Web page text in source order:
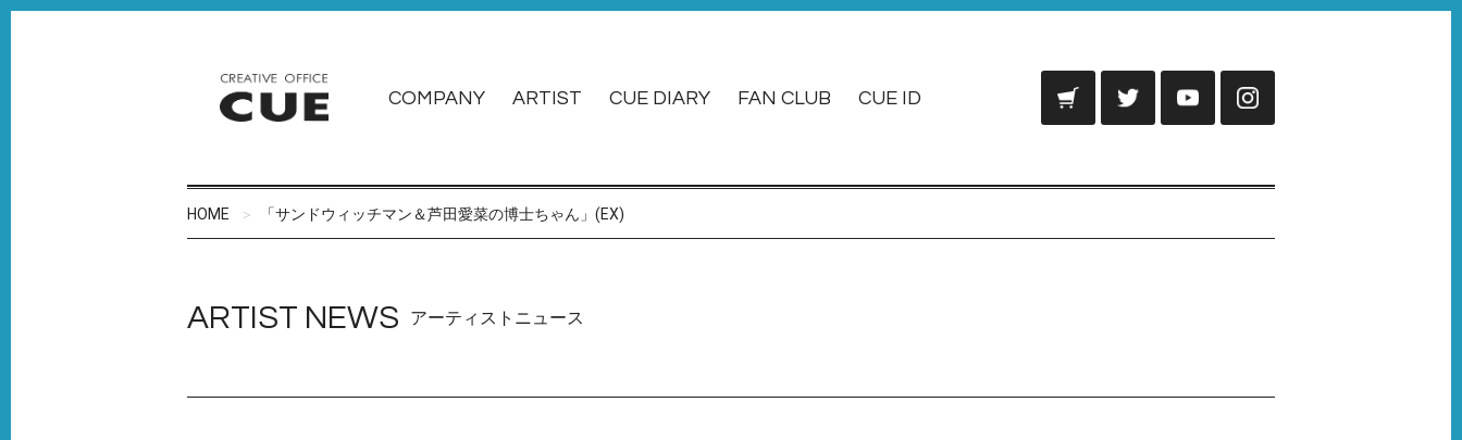
COMPANY ARTIST CUE DIARY FAN CLUB CUE ID
HOME 「サンドウィッチマン＆芦田愛菜の博士ちゃん」(EX)
ARTIST NEWS アーティストニュース